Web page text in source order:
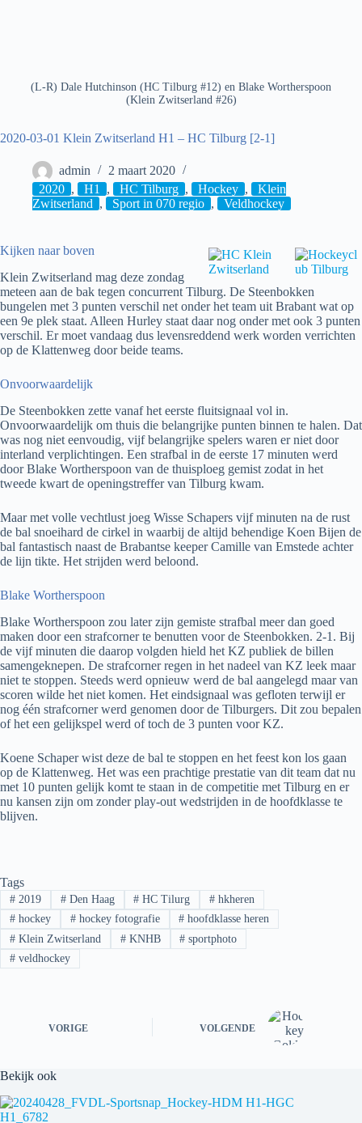
(L-R) Dale Hutchinson (HC Tilburg #12) en Blake Wortherspoon
(Klein Zwitserland #26)
2020-03-01 Klein Zwitserland H1 – HC Tilburg [2-1]
admin
2 maart 2020
2020 , H1 , HC Tilburg , Hockey ,
Klein
Zwitserland , Sport in 070 regio , Veldhockey
Kijken naar boven
Klein Zwitserland mag deze zondag
meteen aan de bak tegen concurrent Tilburg. De Steenbokken
bungelen met 3 punten verschil net onder het team uit Brabant wat op
een 9e plek staat. Alleen Hurley staat daar nog onder met ook 3 punten
verschil. Er moet vandaag dus levensreddend werk worden verrichten
op de Klattenweg door beide teams.
Onvoorwaardelijk
De Steenbokken zette vanaf het eerste fluitsignaal vol in.
Onvoorwaardelijk om thuis die belangrijke punten binnen te halen. Dat
was nog niet eenvoudig, vijf belangrijke spelers waren er niet door
interland verplichtingen. Een strafbal in de eerste 17 minuten werd
door Blake Wortherspoon van de thuisploeg gemist zodat in het
tweede kwart de openingstreffer van Tilburg kwam.
Maar met volle vechtlust joeg Wisse Schapers vijf minuten na de rust
de bal snoeihard de cirkel in waarbij de altijd behendige Koen Bijen de
bal fantastisch naast de Brabantse keeper Camille van Emstede achter
de lijn tikte. Het strijden werd beloond.
Blake Wortherspoon
Blake Wortherspoon zou later zijn gemiste strafbal meer dan goed
maken door een strafcorner te benutten voor de Steenbokken. 2-1. Bij
de vijf minuten die daarop volgden hield het KZ publiek de billen
samengeknepen. De strafcorner regen in het nadeel van KZ leek maar
niet te stoppen. Steeds werd opnieuw werd de bal aangelegd maar van
scoren wilde het niet komen. Het eindsignaal was gefloten terwijl er
nog één strafcorner werd genomen door de Tilburgers. Dit zou bepalen
of het een gelijkspel werd of toch de 3 punten voor KZ.
Koene Schaper wist deze de bal te stoppen en het feest kon los gaan
op de Klattenweg. Het was een prachtige prestatie van dit team dat nu
met 10 punten gelijk komt te staan in de competitie met Tilburg en er
nu kansen zijn om zonder play-out wedstrijden in de hoofdklasse te
blijven.
Tags
#2019 #Den Haag # HC Tilurg # hkheren
#hockey #hockey fotografie # hoofdklasse heren
#Klein Zwitserland #KNHB # sportphoto
#veldhockey
VORIGE VOLGENDE
Bekijk ook